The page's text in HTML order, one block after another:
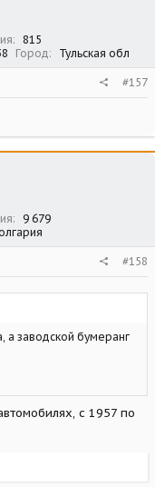
815
Город Тульская обл
#157
9 679
#158
а заводской бумеранг
с 1957 по